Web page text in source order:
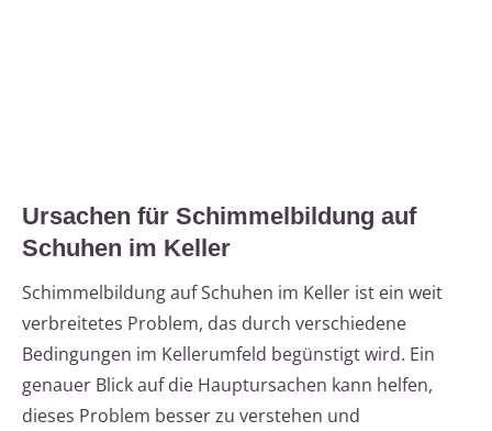
Ursachen für Schimmelbildung auf
Schuhen im Keller
Schimmelbildung auf Schuhen im Keller ist ein weit
verbreitetes Problem, das durch verschiedene
Bedingungen im Kellerumfeld begünstigt wird. Ein
genauer Blick auf die Hauptursachen kann helfen,
dieses Problem besser zu verstehen und